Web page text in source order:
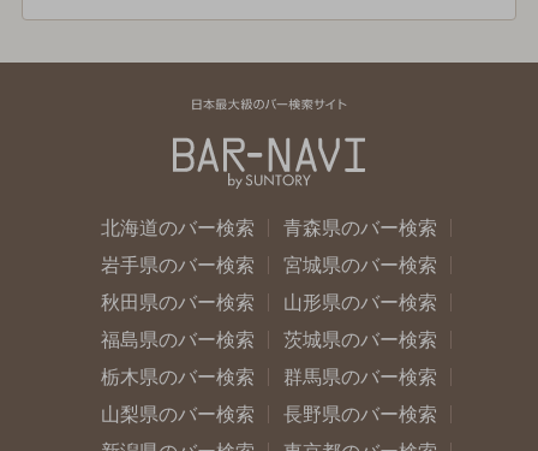
北海道のバー検索
青森県のバー検索
岩手県のバー検索
宮城県のバー検索
秋田県のバー検索
山形県のバー検索
福島県のバー検索
茨城県のバー検索
栃木県のバー検索
群馬県のバー検索
山梨県のバー検索
長野県のバー検索